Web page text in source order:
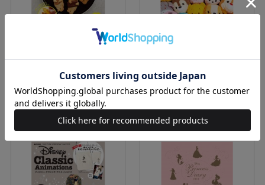
くまのプーさん だっこビスケット
1584円（税込）
当サイト
在庫なし
Disney TSUM TSUM SPECIAL B
1595円（税込）
当サイト